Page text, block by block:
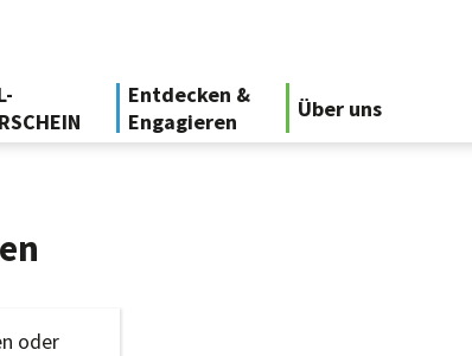
Entdecken &
Engagieren
Über uns
oder